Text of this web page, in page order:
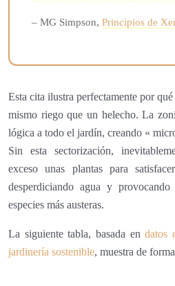
– MG Simpson, Principios de
Esta cita ilustra perfectamente por
mismo riego que un helecho. La
lógica a todo el jardín, creando «
Sin esta sectorización,
exceso unas plantas para
desperdiciando agua y
especies más austeras.
La siguiente tabla, basada endatos
jardinería sostenible, muestra de